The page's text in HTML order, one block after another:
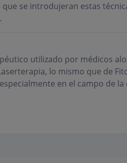
se introdujeran estas
utilizado por médicos
lo mismo que de
en el campo de la